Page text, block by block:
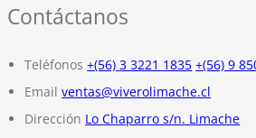
Contáctanos
Teléfonos +(56) 3 3221 1835 +(56) 9
Email ventas@viverolimache.cl
Dirección Lo Chaparro s/n. Limache